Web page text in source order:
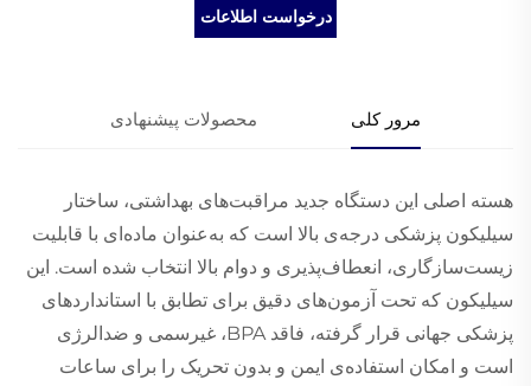
درخواست اطلاعات
مرور کلی محصولات پیشنهادی
هسته اصلی این دستگاه جدید مراقبت‌های بهداشتی، ساختار
سیلیکون پزشکی درجه‌ی بالا است که به‌عنوان ماده‌ای با قابلیت
زیست‌سازگاری، انعطاف‌پذیری و دوام بالا انتخاب شده است. این
سیلیکون که تحت آزمون‌های دقیق برای تطابق با استانداردهای
پزشکی جهانی قرار گرفته، فاقد BPA، غیرسمی و ضدالرژی
است و امکان استفاده‌ی ایمن و بدون تحریک را برای ساعات